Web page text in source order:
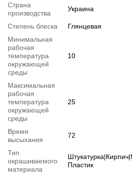
Страна
производства
Украина
Степень блеска
Глянцевая
Минимальная
рабочая
температура
окружающей
среды
10
Максимальная
рабочая
температура
окружающей
среды
25
Время
высыхания
72
Тип
окрашиваемого
материала
Пластик